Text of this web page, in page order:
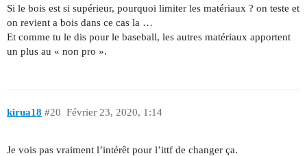
Si le bois est si supérieur, pourquoi limiter les matériaux ? on teste et
on revient a bois dans ce cas la …
Et comme tu le dis pour le baseball, les autres matériaux apportent
un plus au « non pro ».
kirua18 Février 23, 2020, 1:14
#20
Je vois pas vraiment l’intérêt pour l’ittf de changer ça.